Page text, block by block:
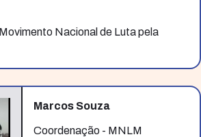
Nacional de Luta pela
Marcos Souza
Coordenação - MNLM